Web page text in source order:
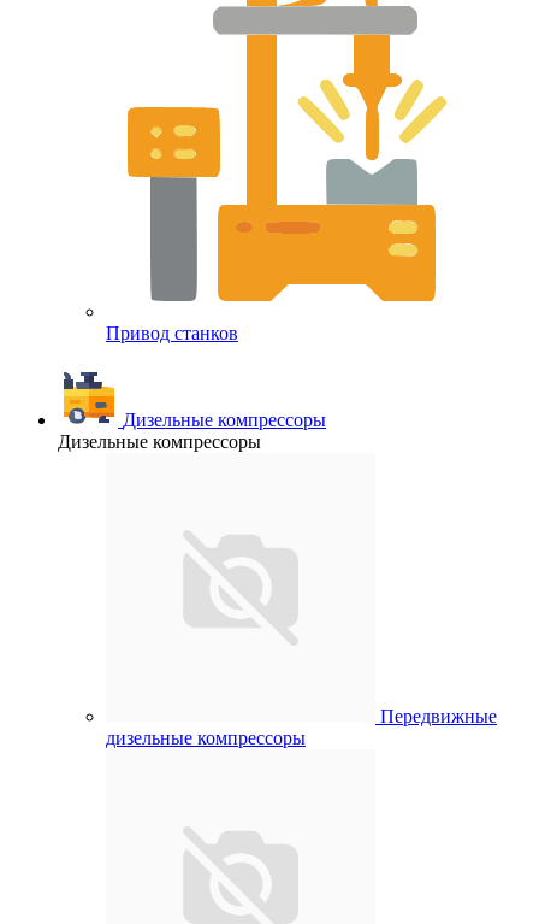
Привод станков
Дизельные компрессоры
Дизельные компрессоры
Передвижные
дизельные компрессоры